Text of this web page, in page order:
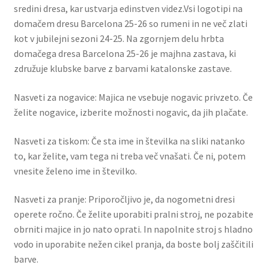
sredini dresa, kar ustvarja edinstven videz.Vsi logotipi na
domačem dresu Barcelona 25-26 so rumeni in ne več zlati
kot v jubilejni sezoni 24-25. Na zgornjem delu hrbta
domačega dresa Barcelona 25-26 je majhna zastava, ki
združuje klubske barve z barvami katalonske zastave.
Nasveti za nogavice: Majica ne vsebuje nogavic privzeto. Če
želite nogavice, izberite možnosti nogavic, da jih plačate.
Nasveti za tiskom: Če sta ime in številka na sliki natanko
to, kar želite, vam tega ni treba več vnašati. Če ni, potem
vnesite želeno ime in številko.
Nasveti za pranje: Priporočljivo je, da nogometni dresi
operete ročno. Če želite uporabiti pralni stroj, ne pozabite
obrniti majice in jo nato oprati. In napolnite stroj s hladno
vodo in uporabite nežen cikel pranja, da boste bolj zaščitili
barve.